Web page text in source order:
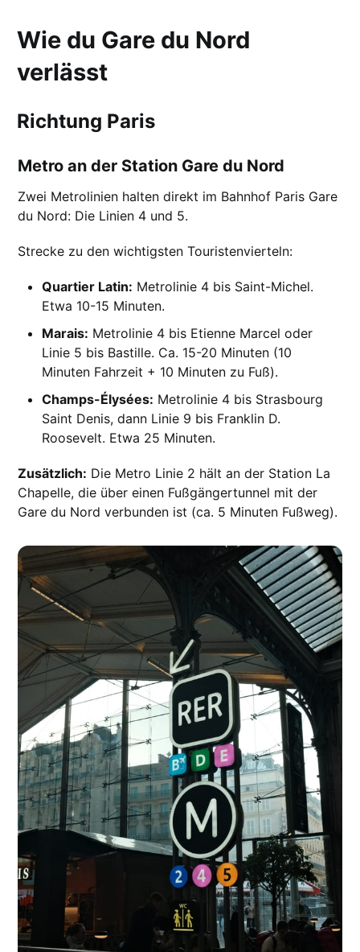
Wie du Gare du Nord
verlässt
Richtung Paris
Metro an der Station Gare du Nord
Zwei Metrolinien halten direkt im Bahnhof Paris Gare
du Nord: Die Linien 4 und 5.
Strecke zu den wichtigsten Touristenvierteln:
Quartier Latin: Metrolinie 4 bis Saint-Michel.
Etwa 10-15 Minuten.
Marais: Metrolinie 4 bis Etienne Marcel oder
Linie 5 bis Bastille. Ca. 15-20 Minuten (10
Minuten Fahrzeit + 10 Minuten zu Fuß).
Champs-Élysées: Metrolinie 4 bis Strasbourg
Saint Denis, dann Linie 9 bis Franklin D.
Roosevelt. Etwa 25 Minuten.
Zusätzlich: Die Metro Linie 2 hält an der Station La
Chapelle, die über einen Fußgängertunnel mit der
Gare du Nord verbunden ist (ca. 5 Minuten Fußweg).